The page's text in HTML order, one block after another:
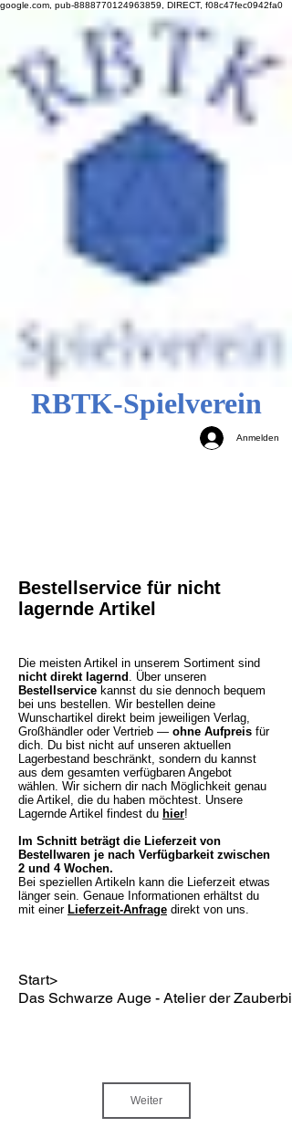
google.com, pub-8888770124963859, DIRECT, f08c47fec0942fa0
RBTK-Spielverein
Anmelden
Bestellservice für nicht
lagernde Artikel
Die meisten Artikel in unserem Sortiment sind
nicht direkt lagernd
. Über unseren
Bestellservice kannst du sie dennoch bequem
bei uns bestellen. Wir bestellen deine
Wunschartikel direkt beim jeweiligen Verlag,
Großhändler oder Vertrieb — ohne Aufpreis für
dich. Du bist nicht auf unseren aktuellen
Lagerbestand beschränkt, sondern du kannst
aus dem gesamten verfügbaren Angebot
wählen. Wir sichern dir nach Möglichkeit genau
die Artikel, die du haben möchtest. Unsere
Lagernde Artikel findest du hier!​
Im Schnitt beträgt die Lieferzeit von
Bestellwaren je nach Verfügbarkeit zwischen
2 und 4 Wochen.
Bei speziellen Artikeln kann die Lieferzeit etwas
länger sein. Genaue Informationen erhältst du
mit einer Lieferzeit-Anfrage direkt von uns.
Start>
Das Schwarze Auge - Atelier der
Weiter